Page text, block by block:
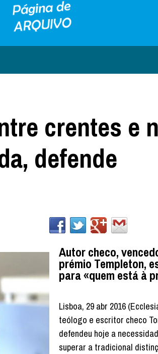
crentes e
defende
Autor checo,
prémio Templeton,
para «quem está à
Lisboa, 29 abr 2016
teólogo e escritor checo
defendeu hoje a
superar a tradicional